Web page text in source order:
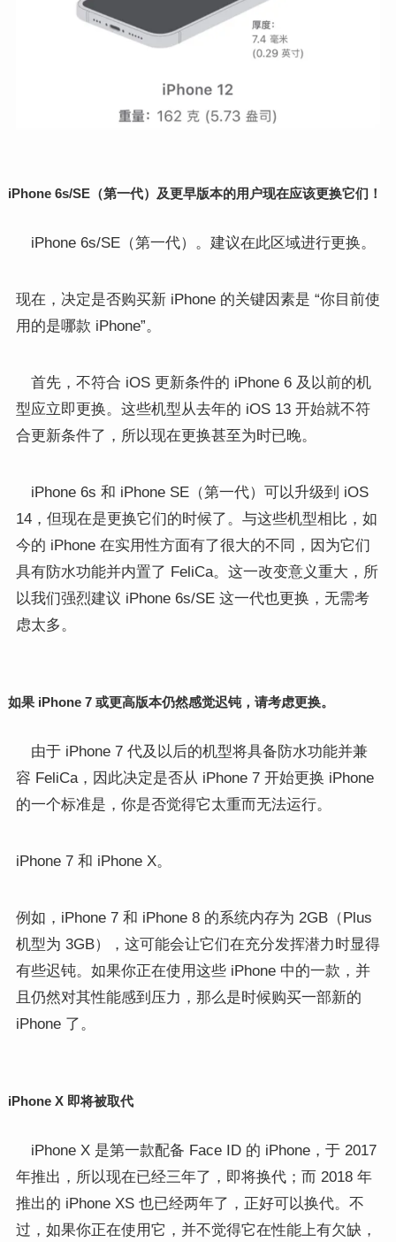
iPhone 6s/SE（第一代）及更早版本的用户现在应该更换它们！
iPhone 6s/SE（第一代）。建议在此区域进行更换。
现在，决定是否购买新 iPhone 的关键因素是 “你目前使
用的是哪款 iPhone”。
首先，不符合 iOS 更新条件的 iPhone 6 及以前的机
型应立即更换。这些机型从去年的 iOS 13 开始就不符
合更新条件了，所以现在更换甚至为时已晚。
iPhone 6s 和 iPhone SE（第一代）可以升级到 iOS
14，但现在是更换它们的时候了。与这些机型相比，如
今的 iPhone 在实用性方面有了很大的不同，因为它们
具有防水功能并内置了 FeliCa。这一改变意义重大，所
以我们强烈建议 iPhone 6s/SE 这一代也更换，无需考
虑太多。
如果 iPhone 7 或更高版本仍然感觉迟钝，请考虑更换。
由于 iPhone 7 代及以后的机型将具备防水功能并兼
容 FeliCa，因此决定是否从 iPhone 7 开始更换 iPhone
的一个标准是，你是否觉得它太重而无法运行。
iPhone 7 和 iPhone X。
例如，iPhone 7 和 iPhone 8 的系统内存为 2GB（Plus
机型为 3GB），这可能会让它们在充分发挥潜力时显得
有些迟钝。如果你正在使用这些 iPhone 中的一款，并
且仍然对其性能感到压力，那么是时候购买一部新的
iPhone 了。
iPhone X 即将被取代
iPhone X 是第一款配备 Face ID 的 iPhone，于 2017
年推出，所以现在已经三年了，即将换代；而 2018 年
推出的 iPhone XS 也已经两年了，正好可以换代。不
过，如果你正在使用它，并不觉得它在性能上有欠缺，